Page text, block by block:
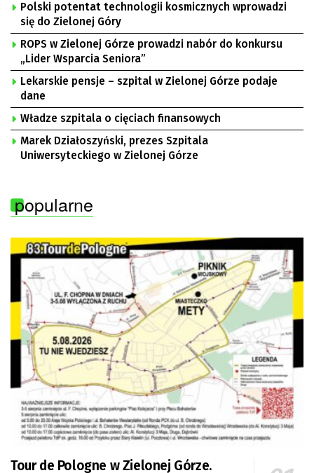
Polski potentat technologii kosmicznych wprowadzi
się do Zielonej Góry
ROPS w Zielonej Górze prowadzi nabór do konkursu
„Lider Wsparcia Seniora”
Lekarskie pensje – szpital w Zielonej Górze podaje
dane
Władze szpitala o cięciach finansowych
Marek Działoszyński, prezes Szpitala
Uniwersyteckiego w Zielonej Górze
popularne
Tour de Pologne w Zielonej Górze.